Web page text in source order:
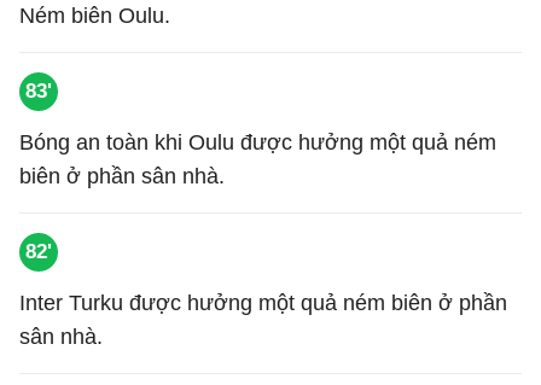
Ném biên Oulu.
83'
Bóng an toàn khi Oulu được hưởng một quả ném
biên ở phần sân nhà.
82'
Inter Turku được hưởng một quả ném biên ở phần
sân nhà.